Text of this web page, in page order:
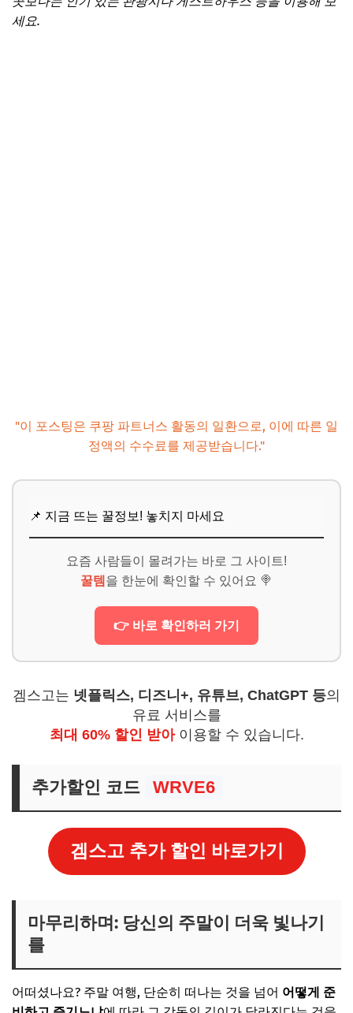
세요.
"이 포스팅은 쿠팡 파트너스 활동의 일환으로, 이에 따른 일
정액의 수수료를 제공받습니다."
📌 지금 뜨는 꿀정보! 놓치지 마세요
요즘 사람들이 몰려가는 바로 그 사이트!
꿀템 을 한눈에 확인할 수 있어요 🍭
👉 바로 확인하러 가기
겜스고는 넷플릭스, 디즈니+, 유튜브, ChatGPT 등의
유료 서비스를
최대 60% 할인 받아이용할 수 있습니다.
추가할인 코드 WRVE6
겜스고 추가 할인 바로가기
마무리하며: 당신의 주말이 더욱 빛나기
를
어떠셨나요? 주말 여행, 단순히 떠나는 것을 넘어 어떻게 준